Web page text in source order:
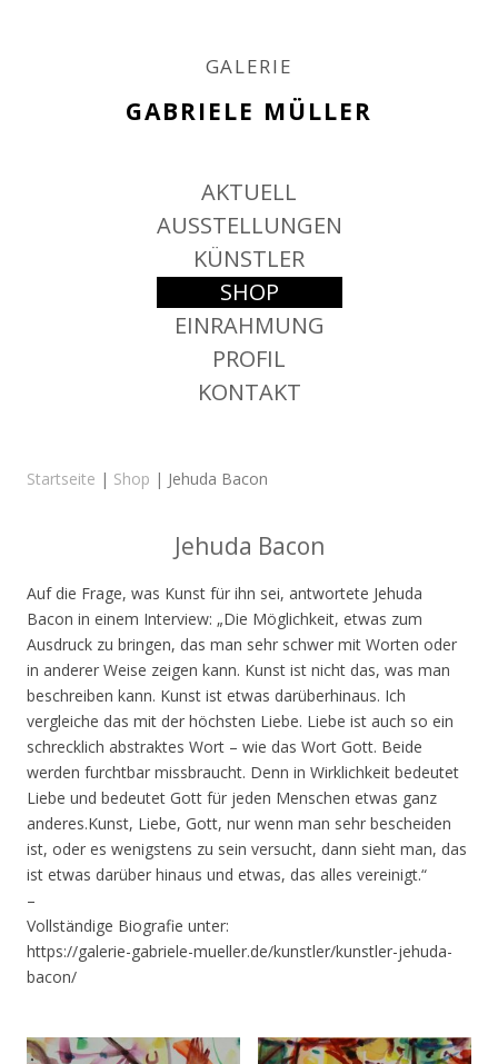
GALERIE
GABRIELE MÜLLER
Springe
zum
Inhalt
AKTUELL
AUSSTELLUNGEN
KÜNSTLER
SHOP
EINRAHMUNG
PROFIL
KONTAKT
Startseite | Shop | Jehuda Bacon
Jehuda Bacon
Auf die Frage, was Kunst für ihn sei, antwortete Jehuda
Bacon in einem Interview: „Die Möglichkeit, etwas zum
Ausdruck zu bringen, das man sehr schwer mit Worten oder
in anderer Weise zeigen kann. Kunst ist nicht das, was man
beschreiben kann. Kunst ist etwas darüberhinaus. Ich
vergleiche das mit der höchsten Liebe. Liebe ist auch so ein
schrecklich abstraktes Wort – wie das Wort Gott. Beide
werden furchtbar missbraucht. Denn in Wirklichkeit bedeutet
Liebe und bedeutet Gott für jeden Menschen etwas ganz
anderes.Kunst, Liebe, Gott, nur wenn man sehr bescheiden
ist, oder es wenigstens zu sein versucht, dann sieht man, das
ist etwas darüber hinaus und etwas, das alles vereinigt.“
–
Vollständige Biografie unter:
https://galerie-gabriele-mueller.de/kunstler/kunstler-jehuda-
bacon/